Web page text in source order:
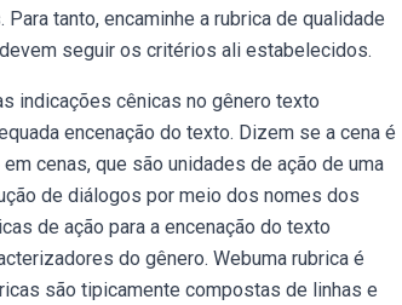
tanto, encaminhe a rubrica de qualidade
seguir os critérios ali estabelecidos.
indicações cênicas no gênero texto
encenação do texto. Dizem se a cena é
cenas, que são unidades de ação de uma
de diálogos por meio dos nomes dos
de ação para a encenação do texto
do gênero. Webuma rubrica é
são tipicamente compostas de linhas e